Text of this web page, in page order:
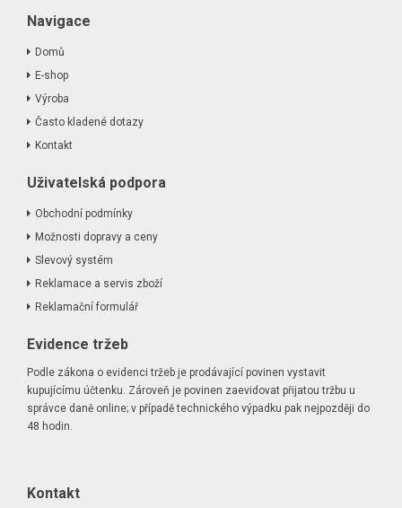
Navigace
Domů
E-shop
Výroba
Často kladené dotazy
Kontakt
Uživatelská podpora
Obchodní podmínky
Možnosti dopravy a ceny
Slevový systém
Reklamace a servis zboží
Reklamační formulář
Evidence tržeb
Podle zákona o evidenci tržeb je prodávající povinen vystavit
kupujícímu účtenku. Zároveň je povinen zaevidovat přijatou tržbu u
správce daně online; v případě technického výpadku pak nejpozději do
48 hodin.
Kontakt